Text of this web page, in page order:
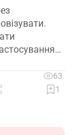
63
1